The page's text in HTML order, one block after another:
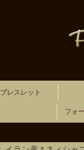
ブレスレット
フォ